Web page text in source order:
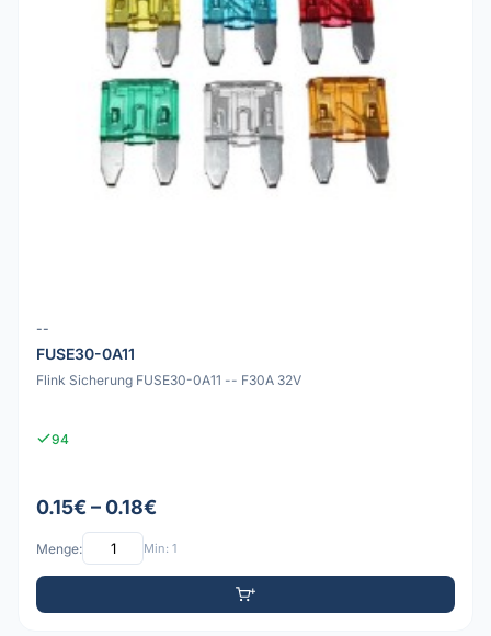
--
FUSE30-0A11
Flink Sicherung FUSE30-0A11 -- F30A 32V
94
0.15€ – 0.18€
Menge: Min: 1